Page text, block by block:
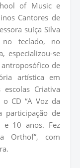
of Music e
Cantores de
suíça Silva
no teclado, no
especializou-se
de
artística em
Criativa
o CD “A Voz da
participação de
e 10 anos. Fez
Orthof”, com